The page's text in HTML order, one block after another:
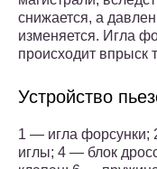
снижается, а
изменяется. Игла
происходит впрыск
Устройство
1 — игла форсунки;
иглы; 4 — блок